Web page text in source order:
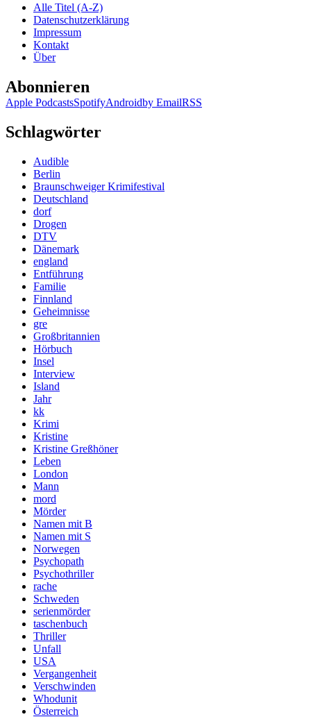
Alle Titel (A-Z)
Datenschutzerklärung
Impressum
Kontakt
Über
Abonnieren
Apple PodcastsSpotifyAndroidby EmailRSS
Schlagwörter
Audible
Berlin
Braunschweiger Krimifestival
Deutschland
dorf
Drogen
DTV
Dänemark
england
Entführung
Familie
Finnland
Geheimnisse
gre
Großbritannien
Hörbuch
Insel
Interview
Island
Jahr
kk
Krimi
Kristine
Kristine Greßhöner
Leben
London
Mann
mord
Mörder
Namen mit B
Namen mit S
Norwegen
Psychopath
Psychothriller
rache
Schweden
serienmörder
taschenbuch
Thriller
Unfall
USA
Vergangenheit
Verschwinden
Whodunit
Österreich